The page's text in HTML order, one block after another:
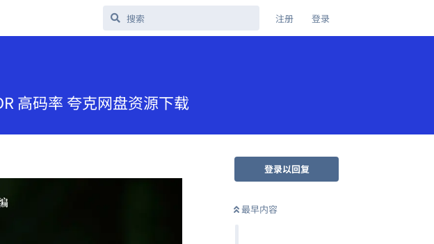
注册 登录
高码率 夸克网盘资源下载
登录以回复
最早内容